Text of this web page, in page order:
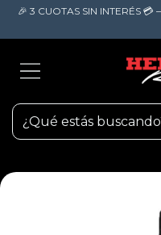
🎉 3 CUOTAS SIN INTERÉS